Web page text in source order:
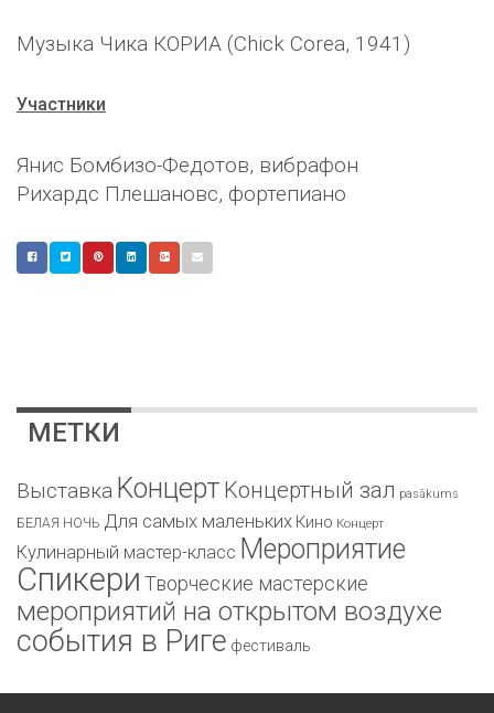
Музыка Чика КОРИА (Chick Corea, 1941)
Участники
Янис Бомбизо-Федотов, вибрафон
Рихардс Плешановс, фортепиано
МЕТКИ
Bыставка Kонцерт Kонцертный зал pasākums
БЕЛАЯ НОЧЬ Для самых маленьких Кино Концерт
Кулинарный мастер-класс Мероприятие
Спикери Творческие мастерские
мероприятий на открытом воздухе
события в Риге фестиваль